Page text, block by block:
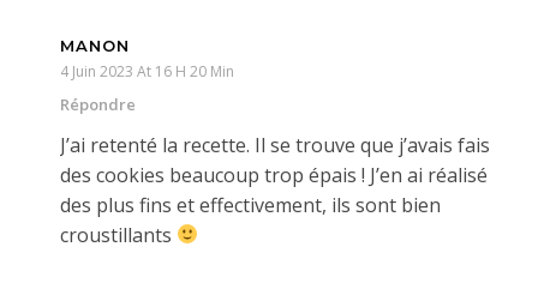
MANON
4 Juin 2023 At 16 H 20 Min
Répondre
J’ai retenté la recette. Il se trouve que j’avais fais
des cookies beaucoup trop épais ! J’en ai réalisé
des plus fins et effectivement, ils sont bien
croustillants